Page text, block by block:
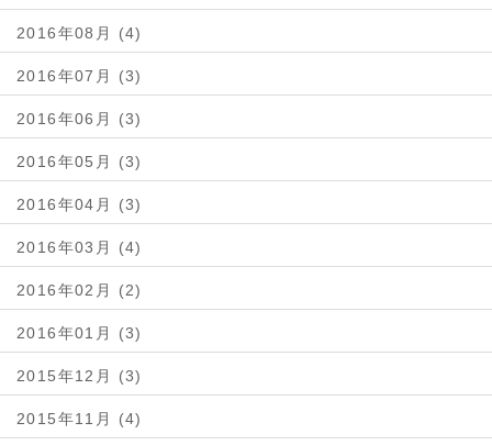
2016年08月 (4)
2016年07月 (3)
2016年06月 (3)
2016年05月 (3)
2016年04月 (3)
2016年03月 (4)
2016年02月 (2)
2016年01月 (3)
2015年12月 (3)
2015年11月 (4)